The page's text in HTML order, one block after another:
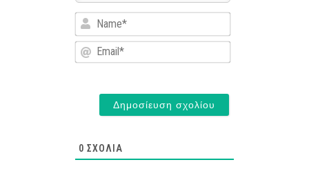
Name*
Email*
0 ΣΧΌΛΙΑ